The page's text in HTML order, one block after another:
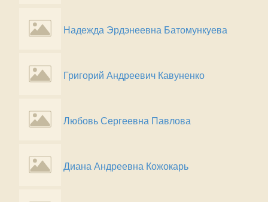
Надежда Эрдэнеевна Батомункуева
Григорий Андреевич Кавуненко
Любовь Сергеевна Павлова
Диана Андреевна Кожокарь